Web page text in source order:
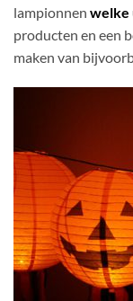
lampionnen welke
producten en een
maken van